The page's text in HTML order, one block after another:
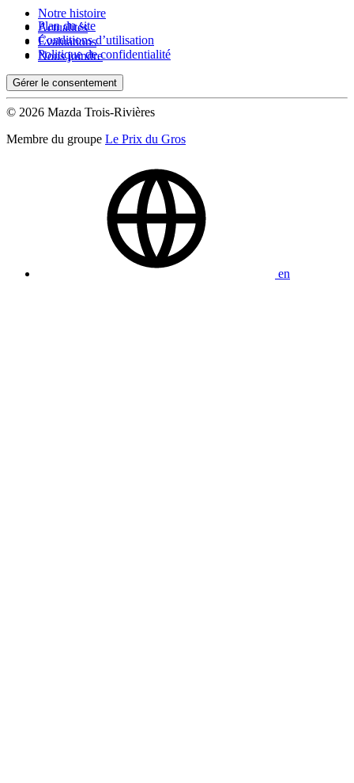
Notre histoire
Actualités
Évaluations
Nous joindre
Plan du site
Conditions d’utilisation
Politique de confidentialité
Gérer le consentement
© 2026 Mazda Trois-Rivières
Membre du groupe Le Prix du Gros
en